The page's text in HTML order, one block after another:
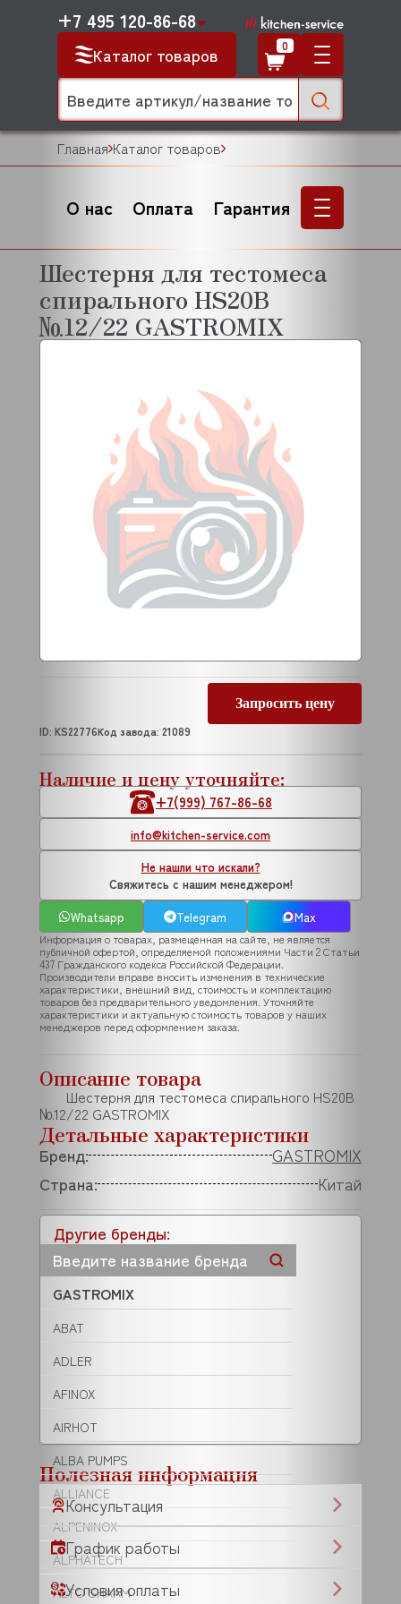
Каталог товаров
+7 495 120-86-68
0
Главная Каталог товаров
О нас Оплата Гарантия
Другие бренды:
GASTROMIX
ABAT
ADLER
AFINOX
AIRHOT
ALBA PUMPS
ALLIANCE
ALPENINOX
ALPHATECH
ALTO SHAAM
Шестерня для тестомеса
спирального HS20B
№12/22 GASTROMIX
Запросить цену
ID: KS22776Код завода: 21089
Наличие и цену уточняйте:
+7(999) 767-86-68
info@kitchen-service.com
Не нашли что искали?
Свяжитесь с нашим менеджером!
Whatsapp
Telegram Max
Информация о товарах, размещенная на сайте, не является
публичной офертой, определяемой положениями Части 2 Статьи
437 Гражданского кодекса Российской Федерации.
Производители вправе вносить изменения в технические
характеристики, внешний вид, стоимость и комплектацию
товаров без предварительного уведомления. Уточняйте
характеристики и актуальную стоимость товаров у наших
менеджеров перед оформлением заказа.
Описание товара
Шестерня для тестомеса спирального HS20B
№12/22 GASTROMIX
Детальные характеристики
Бренд:
GASTROMIX
Страна:
Китай
Полезная информация
Консультация
График работы
Условия оплаты